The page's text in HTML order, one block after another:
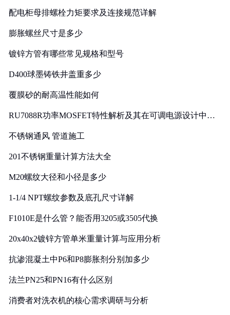
配电柜母排螺栓力矩要求及连接规范详解
膨胀螺丝尺寸是多少
镀锌方管有哪些常见规格和型号
D400球墨铸铁井盖重多少
覆膜砂的耐高温性能如何
RU7088R功率MOSFET特性解析及其在可调电源设计中的
不锈钢通风 管道施工
201不锈钢重量计算方法大全
M20螺纹大径和小径是多少
1-1/4 NPT螺纹参数及底孔尺寸详解
F1010E是什么管？能否用3205或3505代换
20x40x2镀锌方管单米重量计算与应用分析
抗渗混凝土中P6和P8膨胀剂分别加多少
法兰PN25和PN16有什么区别
消费者对洗衣机的核心需求调研与分析